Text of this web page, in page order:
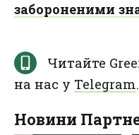
забороненими
Читайте
на нас у Telegram.